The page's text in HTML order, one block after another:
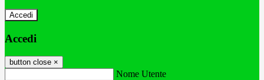
Accedi
Accedi
button close ×
Nome Utente